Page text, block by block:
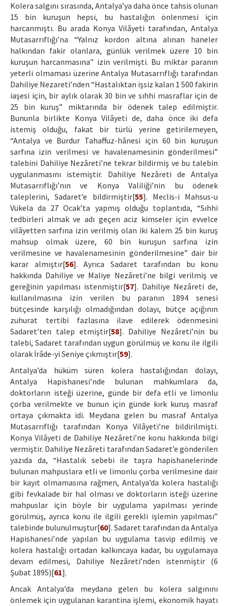
Kolera salgını sırasında, Antalya’ya daha önce tahsis olunan
15 bin kuruşun hepsi, bu hastalığın önlenmesi için
harcanmıştı. Bu arada Konya Vilâyeti tarafından, Antalya
Mutasarrıflığı’na “Yalnız kordon altına alınan haneler
halkından fakir olanlara, günlük verilmek üzere 10 bin
kuruşun harcanmasına” izin verilmişti. Bu miktar paranın
yeterli olmaması üzerine Antalya Mutasarrıflığı tarafından
Dahiliye Nezareti’nden “Hastalıktan işsiz kalan 1 500 fakirin
iaşesi için, bir aylık olarak 30 bin ve sıhhi masraflar için de
25 bin kuruş” miktarında bir ödenek talep edilmiştir.
Bununla birlikte Konya Vilâyeti de, daha önce iki defa
istemiş olduğu, fakat bir türlü yerine getirilemeyen,
“Antalya ve Burdur Tahaffuz-hânesi için 60 bin kuruşun
sarfına izin verilmesi ve havalenamesinin gönderilmesi”
talebini Dahiliye Nezâreti’ne tekrar bildirmiş ve bu talebin
uygulanmasını istemiştir. Dahiliye Nezâreti de Antalya
Mutasarrıflığı’nın ve Konya Valiliği’nin bu ödenek
taleplerini, Sadaret’e bildirmiştir[55]. Meclis-i Mahsus-u
Vükela da 27 Ocak’ta yapmış olduğu toplantıda, “Sıhhi
tedbirleri almak ve adı geçen aciz kimseler için evvelce
vilâyetten sarfına izin verilmiş olan iki kalem 25 bin kuruş
mahsup olmak üzere, 60 bin kuruşun sarfına izin
verilmesine ve havalenamesinin gönderilmesine” dair bir
karar almıştır[56]. Ayrıca Sadaret tarafından bu konu
hakkında Dahiliye ve Maliye Nezâreti’ne bilgi verilmiş ve
gereğinin yapılması istenmiştir[57]. Dahiliye Nezâreti de,
kullanılmasına izin verilen bu paranın 1894 senesi
bütçesinde karşılığı olmadığından dolayı, bütçe açığının
zuhurat tertibi fazlasına ilave edilerek ödenmesini
Sadaret’ten talep etmiştir[58]. Dahiliye Nezâreti’nin bu
talebi, Sadaret tarafından uygun görülmüş ve konu ile ilgili
olarak İrâde-yi Seniye çıkmıştır[59].
Antalya’da hüküm süren kolera hastalığından dolayı,
Antalya Hapishanesi’nde bulunan mahkumlara da,
doktorların isteği üzerine, günde bir defa etli ve limonlu
çorba verilmekte ve bunun için günde kırk kuruş masraf
ortaya çıkmakta idi. Meydana gelen bu masraf Antalya
Mutasarrıflığı tarafından Konya Vilâyeti’ne bildirilmişti.
Konya Vilâyeti de Dahiliye Nezâreti’ne konu hakkında bilgi
vermiştir. Dahiliye Nezâreti tarafından Sadaret’e gönderilen
yazıda da, “Hastalık sebebi ile taşra hapishanelerinde
bulunan mahpuslara etli ve limonlu çorba verilmesine dair
bir kayıt olmamasına rağmen, Antalya’da kolera hastalığı
gibi fevkalade bir hal olması ve doktorların isteği üzerine
mahpuslar için böyle bir uygulama yapılması yerinde
görülmüş, ayrıca konu ile ilgili gerekli işlemin yapılması”
talebinde bulunulmuştur[60]. Sadaret tarafından da Antalya
Hapishanesi’nde yapılan bu uygulama tasvip edilmiş ve
kolera hastalığı ortadan kalkıncaya kadar, bu uygulamaya
devam edilmesi, Dahiliye Nezâreti’nden istenmiştir (6
Şubat 1895)[61].
Ancak Antalya’da meydana gelen bu kolera salgınını
önlemek için uygulanan karantina işlemi, ekonomik hayatı